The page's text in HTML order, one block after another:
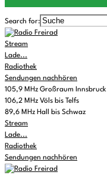
Search for:
Stream
Lade...
Radiothek
Sendungen nachhören
105,9 MHz Großraum Innsbruck
106,2 MHz Völs bis Telfs
89,6 MHz Hall bis Schwaz
Stream
Lade...
Radiothek
Sendungen nachhören